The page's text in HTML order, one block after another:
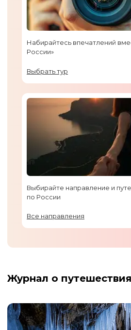
Набирайтесь впечатлений
России»
Выбрать тур
Выбирайте направление и
по России
Все направления
Журнал о